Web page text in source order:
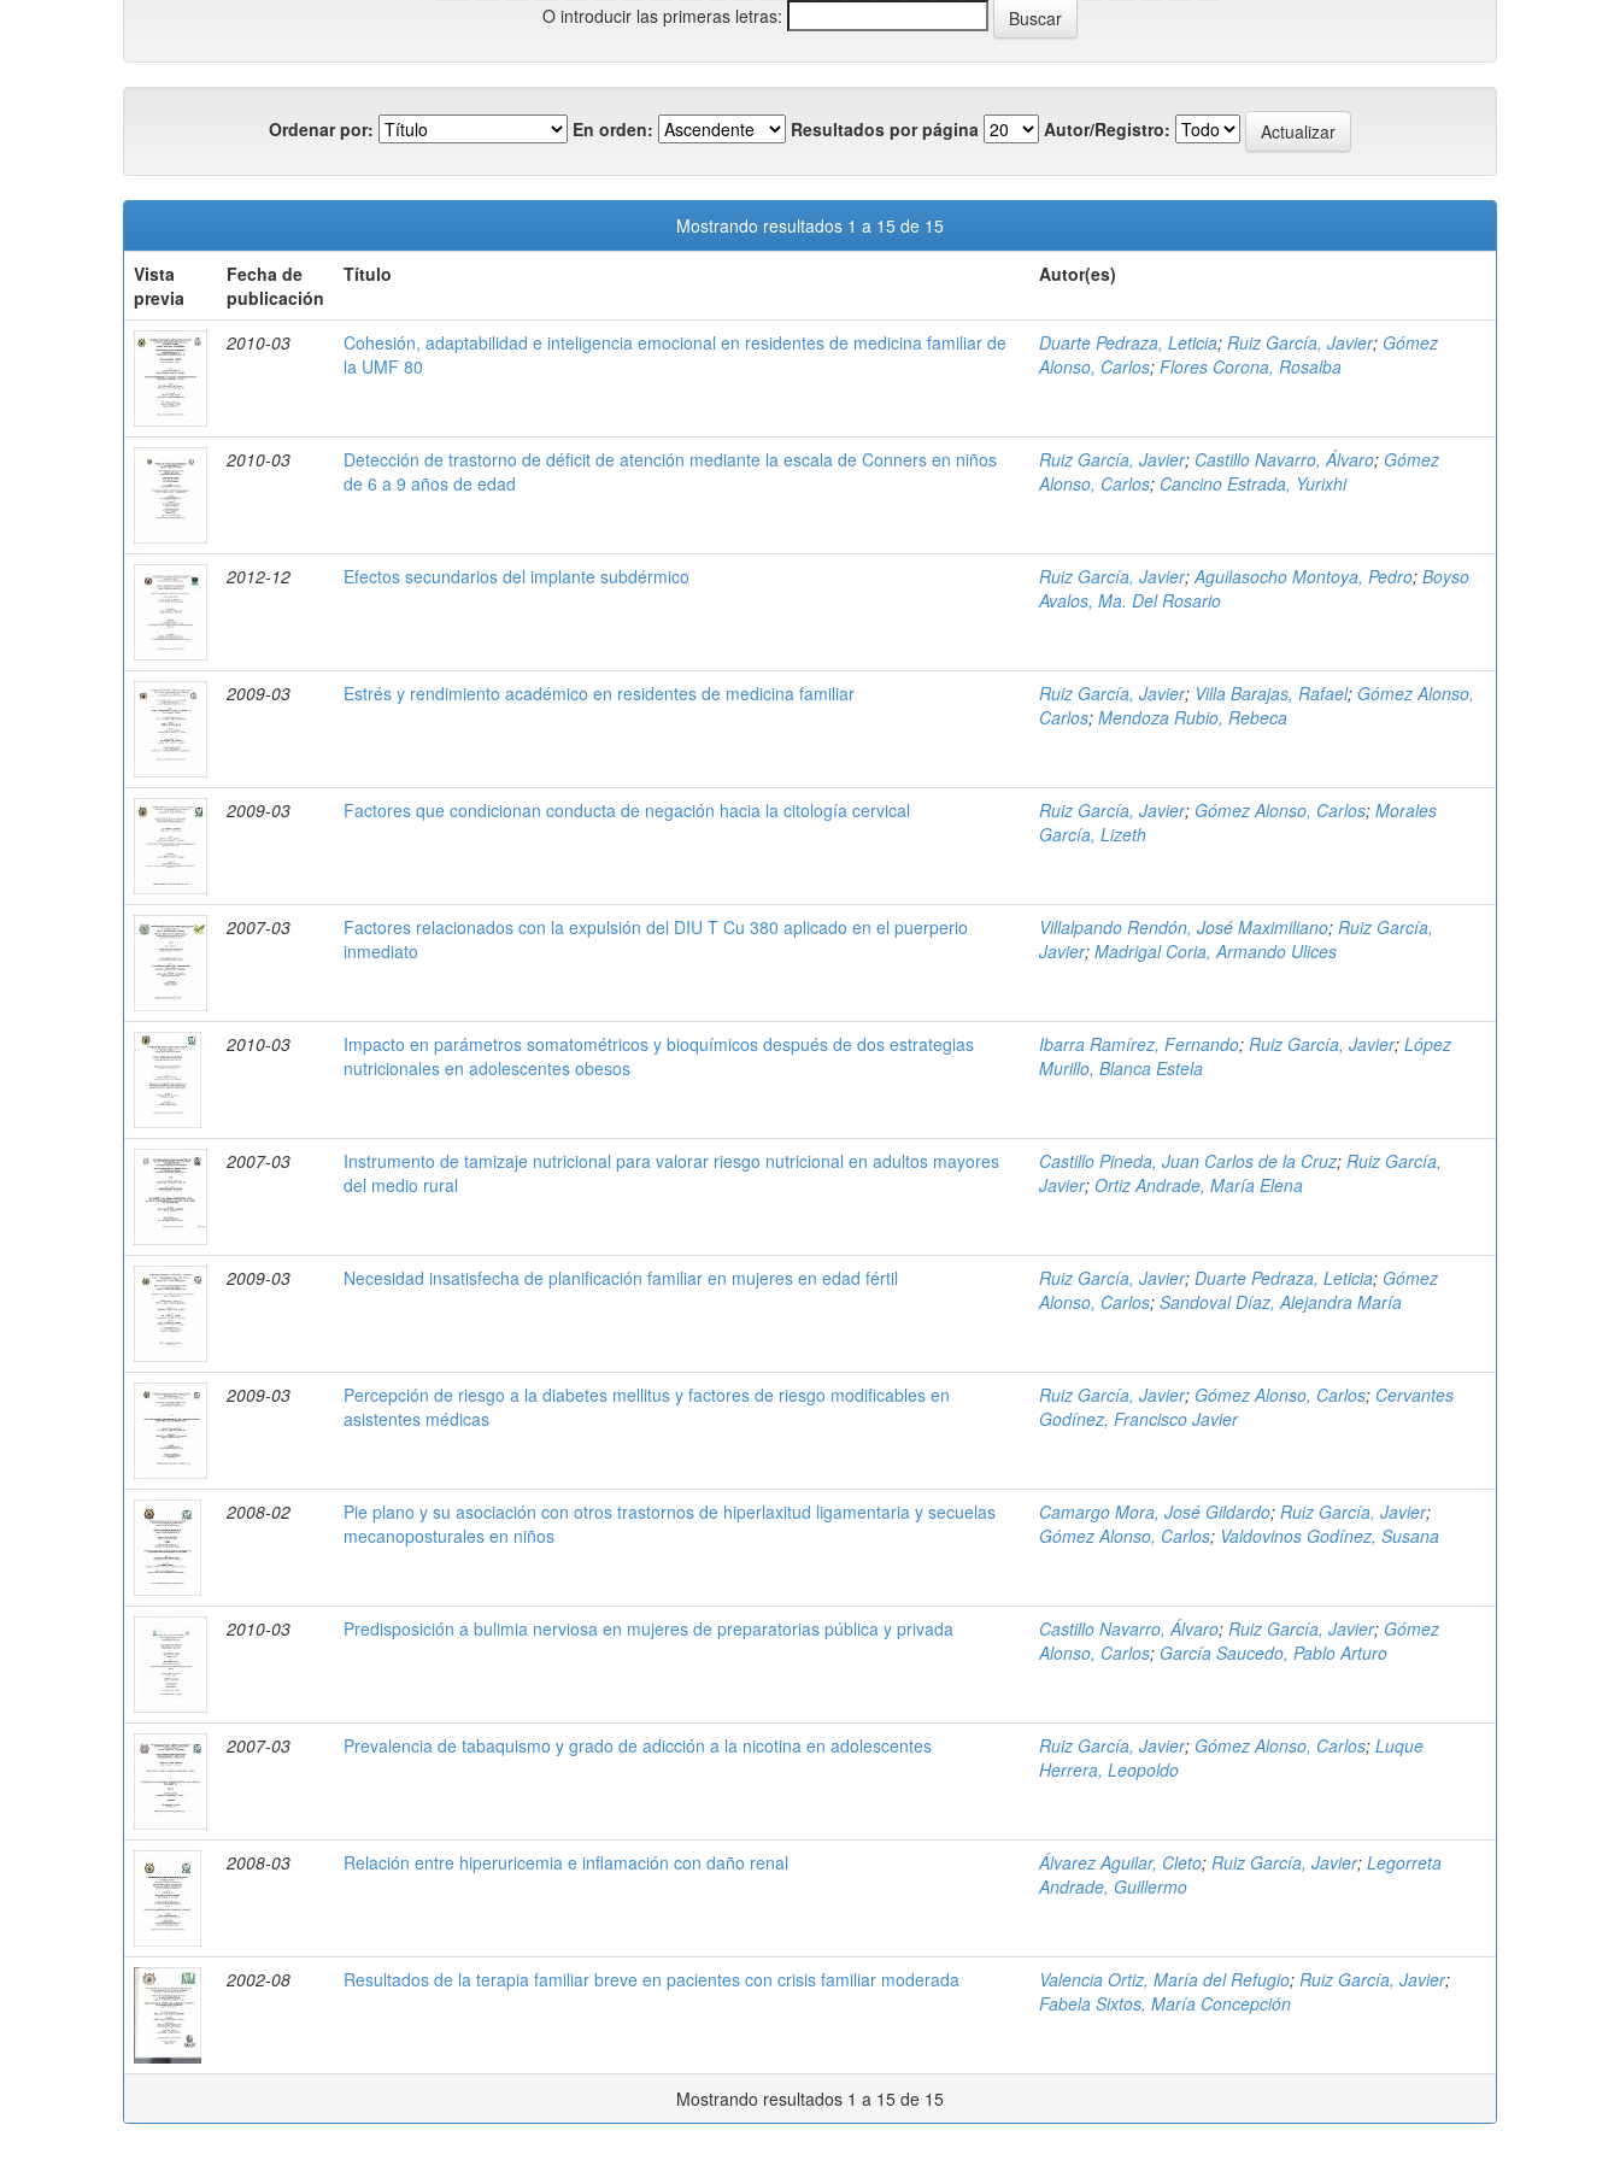
O introducir las primeras letras:
Ordenar por: En orden: Resultados por página Autor/Registro:
Mostrando resultados 1 a 15 de 15
Vista
previa
Fecha de
publicación
Título Autor(es)
2010-03
Cohesión, adaptabilidad e inteligencia emocional en residentes de medicina familiar de
la UMF 80
Duarte Pedraza, Leticia; Ruiz García, Javier; Gómez
Alonso, Carlos; Flores Corona, Rosalba
2010-03
Detección de trastorno de déficit de atención mediante la escala de Conners en niños
de 6 a 9 años de edad
Ruiz García, Javier; Castillo Navarro, Álvaro; Gómez
Alonso, Carlos; Cancino Estrada, Yurixhi
2012-12 Efectos secundarios del implante subdérmico Ruiz García, Javier;Aguilasocho Montoya, Pedro; Boyso
Avalos, Ma. Del Rosario
2009-03 Estrés y rendimiento académico en residentes de medicina familiar Ruiz García, Javier; Villa Barajas, Rafael; Gómez Alonso,
Carlos; Mendoza Rubio, Rebeca
2009-03 Factores que condicionan conducta de negación hacia la citología cervical Ruiz García, Javier; Gómez Alonso, Carlos; Morales
García, Lizeth
2007-03
Factores relacionados con la expulsión del DIU T Cu 380 aplicado en el puerperio
inmediato
Villalpando Rendón, José Maximiliano; Ruiz García,
Javier; Madrigal Coria, Armando Ulices
2010-03
Impacto en parámetros somatométricos y bioquímicos después de dos estrategias
nutricionales en adolescentes obesos
Ibarra Ramírez, Fernando; Ruiz García, Javier; López
Murillo, Blanca Estela
2007-03
Instrumento de tamizaje nutricional para valorar riesgo nutricional en adultos mayores
del medio rural
Castillo Pineda, Juan Carlos de la Cruz; Ruiz García,
Javier; Ortiz Andrade, María Elena
2009-03 Necesidad insatisfecha de planificación familiar en mujeres en edad fértil Ruiz García, Javier; Duarte Pedraza, Leticia; Gómez
Alonso, Carlos; Sandoval Díaz, Alejandra María
2009-03
Percepción de riesgo a la diabetes mellitus y factores de riesgo modificables en
asistentes médicas
Ruiz García, Javier; Gómez Alonso, Carlos; Cervantes
Godínez, Francisco Javier
2008-02
Pie plano y su asociación con otros trastornos de hiperlaxitud ligamentaria y secuelas
mecanoposturales en niños
Camargo Mora, José Gildardo; Ruiz García, Javier;
Gómez Alonso, Carlos; Valdovinos Godínez, Susana
2010-03 Predisposición a bulimia nerviosa en mujeres de preparatorias pública y privada Castillo Navarro, Álvaro; Ruiz García, Javier; Gómez
Alonso, Carlos; García Saucedo, Pablo Arturo
2007-03 Prevalencia de tabaquismo y grado de adicción a la nicotina en adolescentes Ruiz García, Javier; Gómez Alonso, Carlos; Luque
Herrera, Leopoldo
2008-03 Relación entre hiperuricemia e inflamación con daño renal Álvarez Aguilar, Cleto; Ruiz García, Javier; Legorreta
Andrade, Guillermo
2002-08 Resultados de la terapia familiar breve en pacientes con crisis familiar moderada Valencia Ortiz, María del Refugio; Ruiz García, Javier;
Fabela Sixtos, María Concepción
Mostrando resultados 1 a 15 de 15